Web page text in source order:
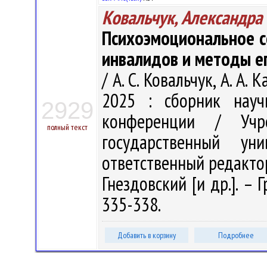
2929
полный текст
Ковальчук,
Психоэмоциональное
инвалидов и методы
/ А. С. Ковальчук, А. А.
2025 : сборник
конференции /
государственный
ответственный
Гнездовский [и др.]. –
335-338.
Добавить в корзину Подробнее